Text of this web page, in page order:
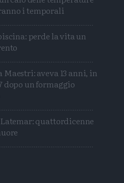
i temporali
perde la vita un
aveva 13 anni, in
dopo un formaggio
quattordicenne